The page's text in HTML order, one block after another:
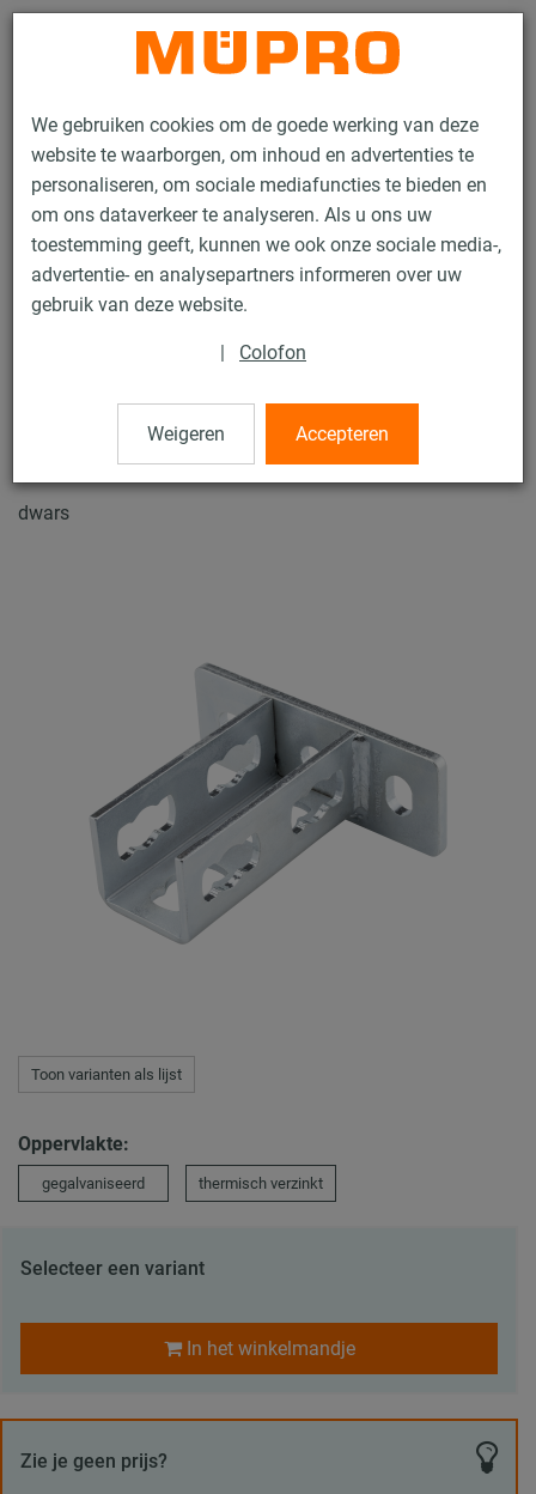
We gebruiken cookies om de goede werking van deze
website te waarborgen, om inhoud en advertenties te
personaliseren, om sociale mediafuncties te bieden en
om ons dataverkeer te analyseren. Als u ons uw
toestemming geeft, kunnen we ook onze sociale media-,
advertentie- en analysepartners informeren over uw
gebruik van deze website.
| Colofon
Weigeren Accepteren
Contact
Producten Bevestigingstechniek
Ventilatiebevestiging
Installatierails voor luchtkanaalbevestiging
MPR Zadelflens type S+
MPR Zadelflens type S+
dwars
Toon varianten als lijst
Oppervlakte:
gegalvaniseerd thermisch verzinkt
Selecteer een variant
In het winkelmandje
Zie je geen prijs?